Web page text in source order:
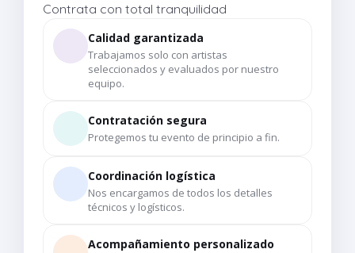
Contrata con total tranquilidad
Calidad garantizada
Trabajamos solo con artistas
seleccionados y evaluados por nuestro
equipo.
Contratación segura
Protegemos tu evento de principio a fin.
Coordinación logística
Nos encargamos de todos los detalles
técnicos y logísticos.
Acompañamiento personalizado